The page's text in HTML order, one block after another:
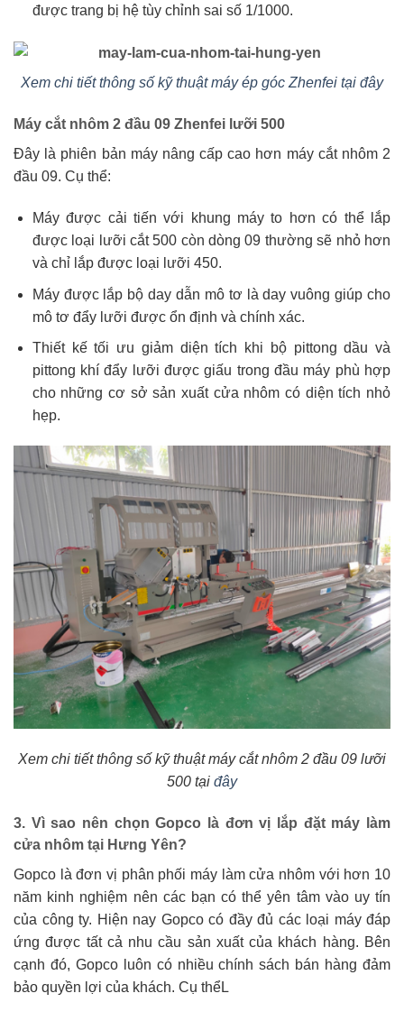
được trang bị hệ tùy chỉnh sai số 1/1000.
Xem chi tiết thông số kỹ thuật máy ép góc Zhenfei tại đây
Máy cắt nhôm 2 đầu 09 Zhenfei lưỡi 500
Đây là phiên bản máy nâng cấp cao hơn máy cắt nhôm 2
đầu 09. Cụ thể:
Máy được cải tiến với khung máy to hơn có thể lắp
được loại lưỡi cắt 500 còn dòng 09 thường sẽ nhỏ hơn
và chỉ lắp được loại lưỡi 450.
Máy được lắp bộ day dẫn mô tơ là day vuông giúp cho
mô tơ đẩy lưỡi được ổn định và chính xác.
Thiết kế tối ưu giảm diện tích khi bộ pittong dầu và
pittong khí đẩy lưỡi được giấu trong đầu máy phù hợp
cho những cơ sở sản xuất cửa nhôm có diện tích nhỏ
hẹp.
Xem chi tiết thông số kỹ thuật máy cắt nhôm 2 đầu 09 lưỡi
500 tại đây
3. Vì sao nên chọn Gopco là đơn vị lắp đặt máy làm
cửa nhôm tại Hưng Yên?
Gopco là đơn vị phân phối máy làm cửa nhôm với hơn 10
năm kinh nghiệm nên các bạn có thể yên tâm vào uy tín
của công ty. Hiện nay Gopco có đầy đủ các loại máy đáp
ứng được tất cả nhu cầu sản xuất của khách hàng. Bên
cạnh đó, Gopco luôn có nhiều chính sách bán hàng đảm
bảo quyền lợi của khách. Cụ thểL